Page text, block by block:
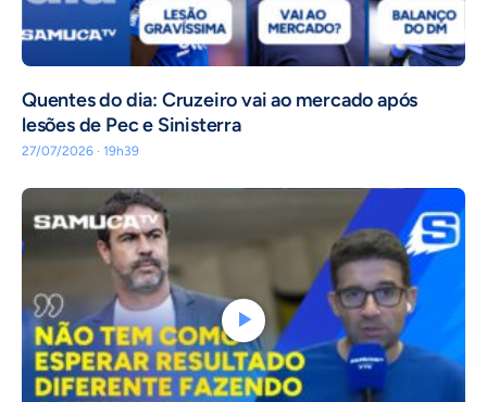
Quentes do dia: Cruzeiro vai ao mercado após
lesões de Pec e Sinisterra
27/07/2026 · 19h39